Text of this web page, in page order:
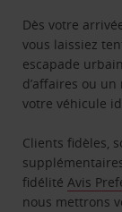
Dès votre
vous laissiez
escapade
d’affaires ou
votre véhicule
Clients fidèles,
fidélitéAvis
nous mettrons